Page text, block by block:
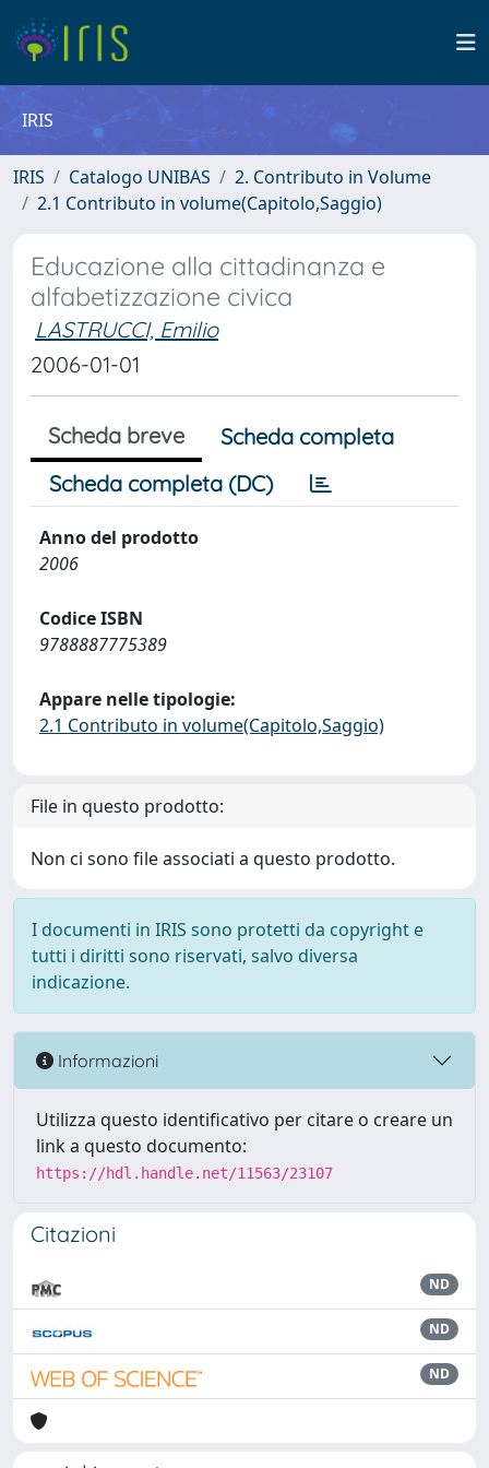
IRIS
IRIS Catalogo UNIBAS
2. Contributo in Volume
2.1 Contributo in volume(Capitolo,Saggio)
Educazione alla cittadinanza e
alfabetizzazione civica
LASTRUCCI, Emilio
2006-01-01
Scheda breve
Scheda completa
Scheda completa (DC)
Anno del prodotto
2006
Codice ISBN
9788887775389
Appare nelle tipologie:
2.1 Contributo in volume(Capitolo,Saggio)
File in questo prodotto:
Non ci sono file associati a questo prodotto.
I documenti in IRIS sono protetti da copyright e
tutti i diritti sono riservati, salvo diversa
indicazione.
Informazioni
Utilizza questo identificativo per citare o creare un
link a questo documento:
https://hdl.handle.net/11563/23107
Citazioni
ND
ND
ND